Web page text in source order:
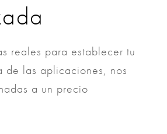
reales para establecer tu
de las aplicaciones, nos
a un precio